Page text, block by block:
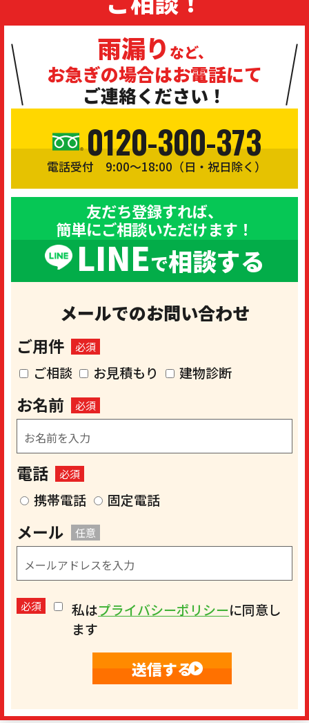
雨漏り など、
お急ぎの場合はお電話にて
ご連絡ください！
0120-300-373
電話受付 9:00〜18:00（日・祝日除く）
友だち登録すれば、
簡単にご相談いただけます！
LINEで相談する
メールでのお問い合わせ
ご用件 必須
ご相談 お見積もり 建物診断
お名前 必須
電話 必須
携帯電話 固定電話
メール 任意
必須 私はプライバシーポリシーに同意し
ます